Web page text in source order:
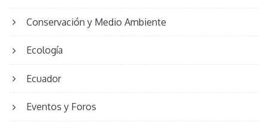
Conservación y Medio Ambiente
Ecología
Ecuador
Eventos y Foros